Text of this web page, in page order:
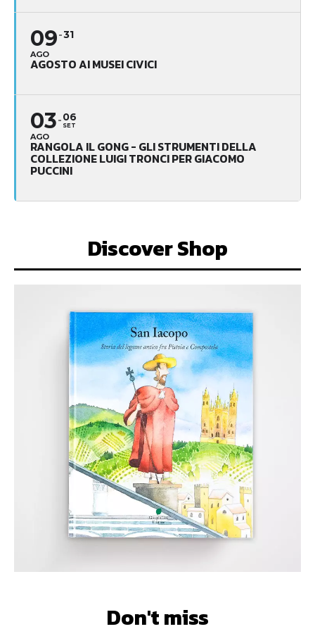
09
AGO
31
AGOSTO AI MUSEI CIVICI
03
AGO
06
SET
RANGOLA IL GONG - GLI STRUMENTI DELLA
COLLEZIONE LUIGI TRONCI PER GIACOMO
PUCCINI
Discover Shop
Don't miss